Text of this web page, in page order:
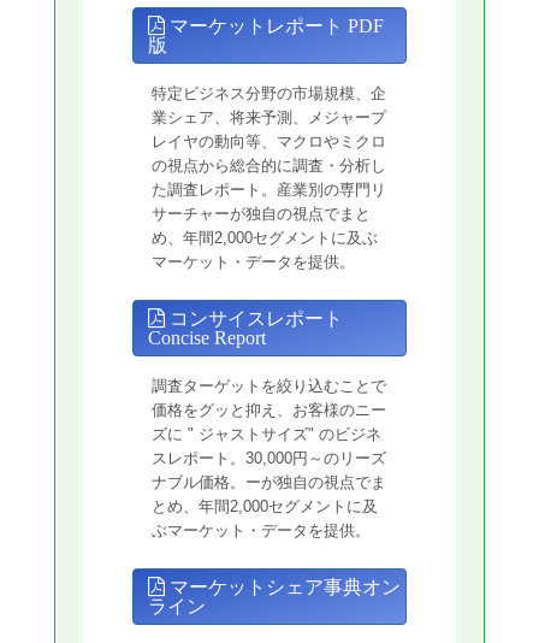
マーケットレポート PDF
版
特定ビジネス分野の市場規模、企
業シェア、将来予測、メジャープ
レイヤの動向等、マクロやミクロ
の視点から総合的に調査・分析し
た調査レポート。産業別の専門リ
サーチャーが独自の視点でまと
め、年間2,000セグメントに及ぶ
マーケット・データを提供。
コンサイスレポート
Concise Report
調査ターゲットを絞り込むことで
価格をグッと抑え、お客様のニー
ズに " ジャストサイズ" のビジネ
スレポート。30,000円～のリーズ
ナブル価格。ーが独自の視点でま
とめ、年間2,000セグメントに及
ぶマーケット・データを提供。
マーケットシェア事典オン
ライン